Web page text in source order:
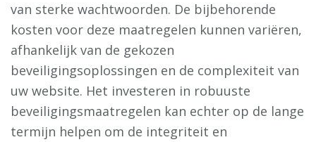
van sterke wachtwoorden. De bijbehorende
kosten voor deze maatregelen kunnen variëren,
afhankelijk van de gekozen
beveiligingsoplossingen en de complexiteit van
uw website. Het investeren in robuuste
beveiligingsmaatregelen kan echter op de lange
termijn helpen om de integriteit en